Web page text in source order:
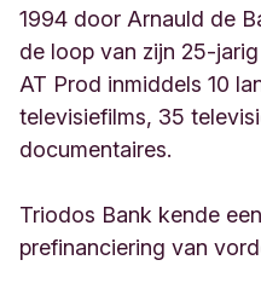
1994 door Arnauld de
de loop van zijn 25-
AT Prod inmiddels 10
televisiefilms, 35
documentaires.
Triodos Bank kende
prefinanciering van